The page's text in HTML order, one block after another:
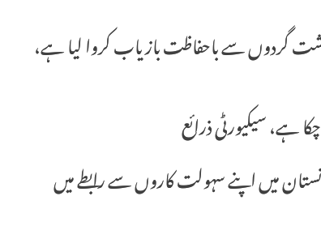
نے 155 مسافروں کو دہشت گردوں سے باحفاظت بازیاب کروا لیا ہے،
میں اپنے سہولت کاروں سے رابطے میں